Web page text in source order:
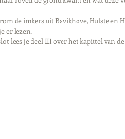
de imkers uit Bavikhove, Hulste en
er lezen.
lees je deel III over het kapittel van